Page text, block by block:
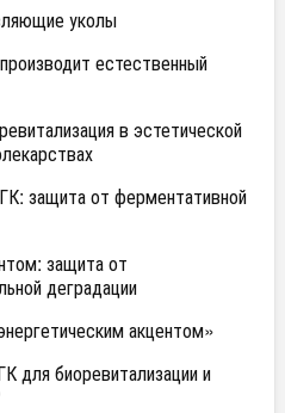
уколы
естественный
в эстетической
защита от ферментативной
защита от
деградации
акцентом»
для биоревитализации и